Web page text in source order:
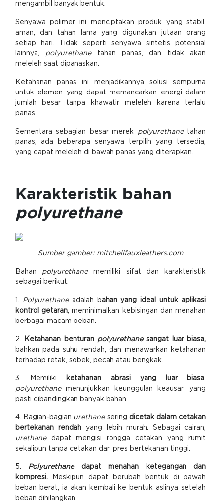
mengambil banyak bentuk.
Senyawa polimer ini menciptakan produk yang stabil,
aman, dan tahan lama yang digunakan jutaan orang
setiap hari. Tidak seperti senyawa sintetis potensial
lainnya, polyurethanetahan panas, dan tidak akan
meleleh saat dipanaskan.
Ketahanan panas ini menjadikannya solusi sempurna
untuk elemen yang dapat memancarkan energi dalam
jumlah besar tanpa khawatir meleleh karena terlalu
panas.
Sementara sebagian besar merek polyurethanetahan
panas, ada beberapa senyawa terpilih yang tersedia,
yang dapat meleleh di bawah panas yang diterapkan.
Karakteristik bahan
polyurethane
Sumber gamber: mitchellfauxleathers.com
Bahan polyurethanememiliki sifat dan karakteristik
sebagai berikut:
1. Polyurethaneadalah bahan yang ideal untuk aplikasi
kontrol getaran, meminimalkan kebisingan dan menahan
berbagai macam beban.
2. Ketahanan benturan polyurethanesangat luar biasa,
bahkan pada suhu rendah, dan menawarkan ketahanan
terhadap retak, sobek, pecah atau bengkak.
3. Memiliki ketahanan abrasi yang luar biasa,
polyurethanemenunjukkan keunggulan keausan yang
pasti dibandingkan banyak bahan.
4. Bagian-bagian urethane sering dicetak dalam cetakan
bertekanan rendahyang lebih murah. Sebagai cairan,
urethanedapat mengisi rongga cetakan yang rumit
sekalipun tanpa cetakan dan pres bertekanan tinggi.
5. Polyurethane dapat menahan ketegangan dan
kompresi.Meskipun dapat berubah bentuk di bawah
beban berat, ia akan kembali ke bentuk aslinya setelah
beban dihilangkan.